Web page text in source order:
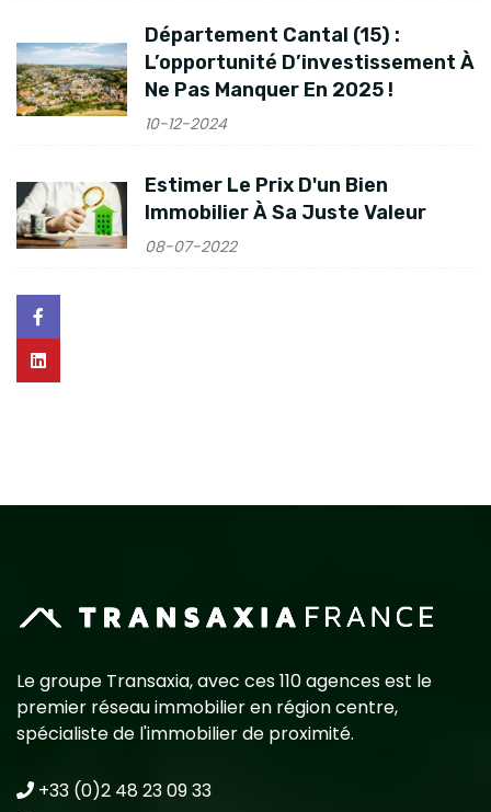
Département Cantal (15) :
L’opportunité D’investissement À
Ne Pas Manquer En 2025 !
10-12-2024
Estimer Le Prix D'un Bien
Immobilier À Sa Juste Valeur
08-07-2022
Le groupe Transaxia, avec ces 110 agences est le
premier réseau immobilier en région centre,
spécialiste de l'immobilier de proximité.
+33 (0)2 48 23 09 33